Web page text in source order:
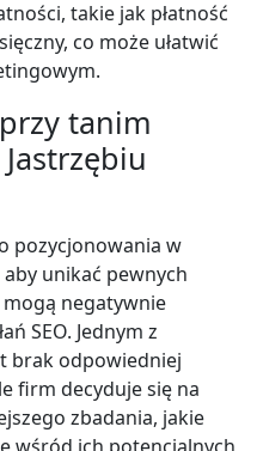
takie jak płatność
co może ułatwić
tanim
pozycjonowania w
unikać pewnych
negatywnie
SEO. Jednym z
brak odpowiedniej
firm decyduje się na
zbadania, jakie